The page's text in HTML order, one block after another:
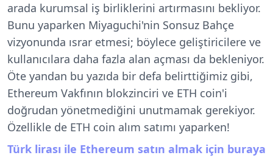
arada kurumsal iş birliklerini artırmasını bekliyor.
Bunu yaparken Miyaguchi'nin Sonsuz Bahçe
vizyonunda ısrar etmesi; böylece geliştiricilere ve
kullanıcılara daha fazla alan açması da bekleniyor.
Öte yandan bu yazıda bir defa belirttiğimiz gibi,
Ethereum Vakfının blokzinciri ve ETH coin'i
doğrudan yönetmediğini unutmamak gerekiyor.
Özellikle de ETH coin alım satımı yaparken!
Türk lirası ile Ethereum satın almak için buraya